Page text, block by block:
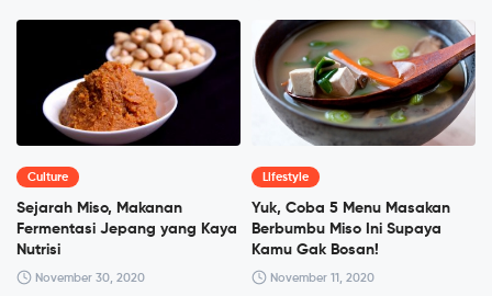
Culture
Sejarah Miso, Makanan
Fermentasi Jepang yang Kaya
Nutrisi
November 30, 2020
Lifestyle
Yuk, Coba 5 Menu Masakan
Berbumbu Miso Ini Supaya
Kamu Gak Bosan!
November 11, 2020